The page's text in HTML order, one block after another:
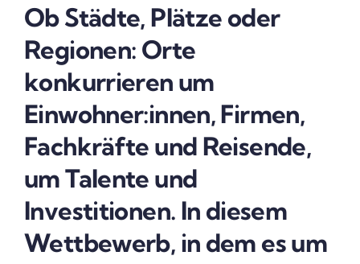
Ob Städte, Plätze oder
Regionen: Orte
konkurrieren um
Einwohner:innen, Firmen,
Fachkräfte und Reisende,
um Talente und
Investitionen. In diesem
Wettbewerb, in dem es um